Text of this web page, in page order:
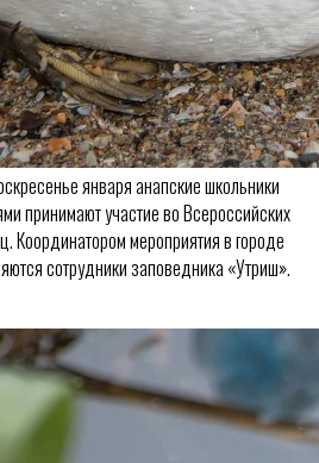
января анапские школьники
принимают участие во Всероссийских
Координатором мероприятия в городе
сотрудники заповедника «Утриш».